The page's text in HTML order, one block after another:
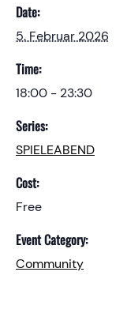
Date:
5. Februar 2026
Time:
18:00 - 23:30
Series:
SPIELEABEND
Cost:
Free
Event Category:
Community